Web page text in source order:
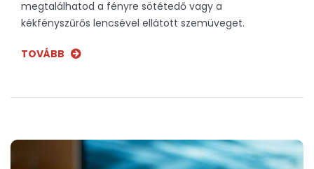
megtalálhatod a fényre sötétedő vagy a
kékfényszűrős lencsével ellátott szemüveget.
TOVÁBB